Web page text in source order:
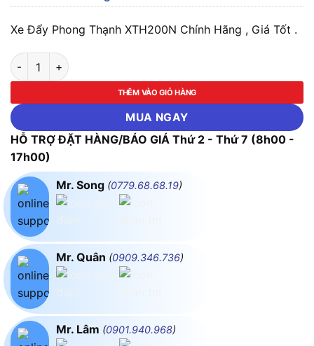
Xe Đẩy Phong Thạnh XTH200N Chính Hãng , Giá Tốt .
Xe Đẩy Phong Thạnh XTH200N số lượng
THÊM VÀO GIỎ HÀNG
MUA NGAY
HỖ TRỢ ĐẶT HÀNG/BÁO GIÁ Thứ 2 - Thứ 7 (8h00 -
17h00)
Mr. Song (0779.68.68.19)
Mr. Quân (0909.346.736)
Mr. Lâm (0901.940.968)